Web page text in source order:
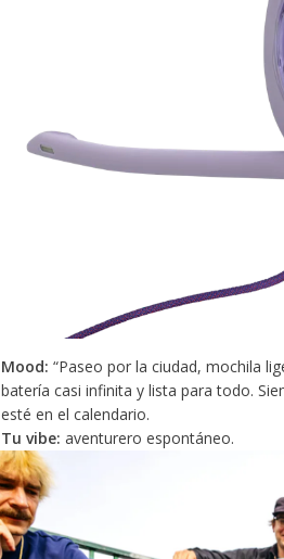
Mood: “Paseo por la ciudad, mochila
batería casi infinita y lista para todo.
esté en el calendario.
Tu vibe: aventurero espontáneo.